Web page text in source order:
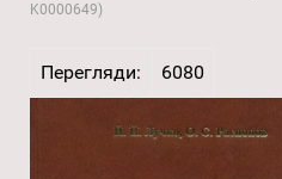
K0000649)
Перегляди: 6080